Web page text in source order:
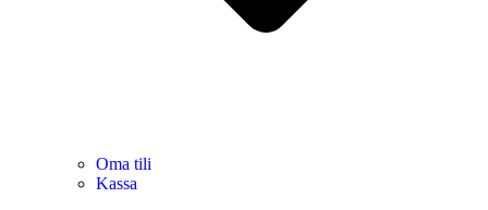
Oma tili
Kassa